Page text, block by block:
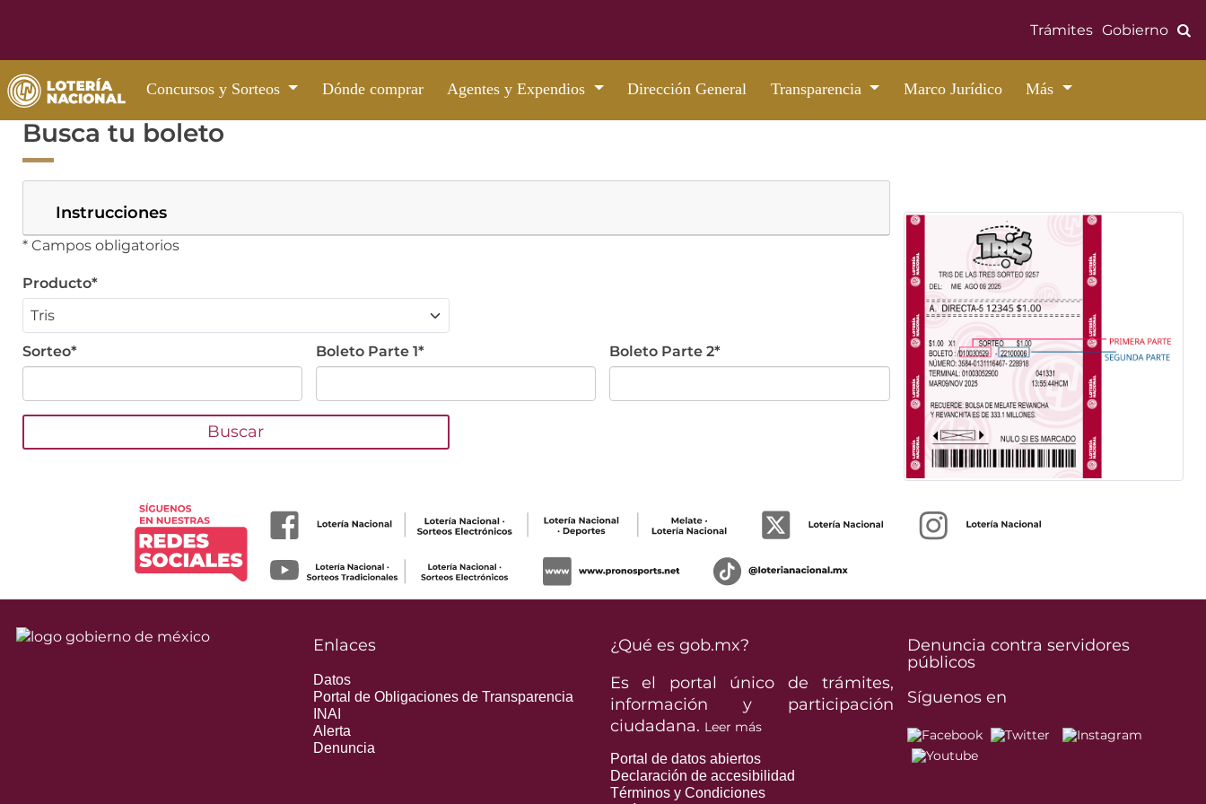
Trámites Gobierno
Concursos y Sorteos Dónde comprar Agentes y Expendios Dirección General Transparencia Marco Jurídico Más
Busca tu boleto
Instrucciones
* Campos obligatorios
Producto*
Sorteo* Boleto Parte 1* Boleto Parte 2*
Buscar
Enlaces
Datos
Portal de Obligaciones de Transparencia
INAI
Alerta
Denuncia
¿Qué es gob.mx?
Es el portal único de trámites,
información y participación
ciudadana. Leer más
Portal de datos abiertos
Declaración de accesibilidad
Términos y Condiciones
Denuncia contra servidores
públicos
Síguenos en